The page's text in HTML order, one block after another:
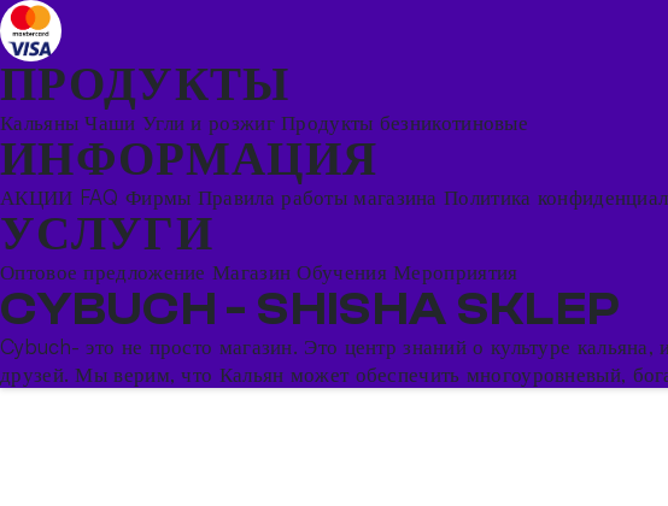
ПРОДУКТЫ
КальяныЧаши Угли и розжигПродукты безникотиновые
ИНФОРМАЦИЯ
АКЦИИ FAQФирмы Правила работы магазинаПолитика
УСЛУГИ
Оптовое предложениеМагазинОбученияМероприятия
CYBUCH - SHISHA SKLEP
Cybuch- это не просто магазин. Это центр знаний о культуре
друзей. Мы верим, что Кальян может обеспечить многоуровневый,